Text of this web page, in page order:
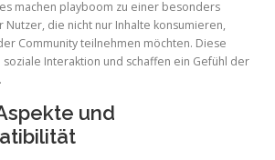
machen playboom zu einer besonders
Nutzer, die nicht nur Inhalte konsumieren,
Community teilnehmen möchten. Diese
Interaktion und schaffen ein Gefühl der
und